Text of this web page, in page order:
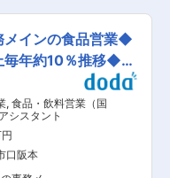
ゆくは
・現場
から安
！ ・
時で
、年に
施 ＼
〜基本
オーダ
なし！
上に向
担いま
・ふる
「どこ
す役割
業
とが
後、
きま
一連の
メインの食品営業◆
毎年約10％推移◆未
, 食品・飲料営業（国
シスタント
口阪本